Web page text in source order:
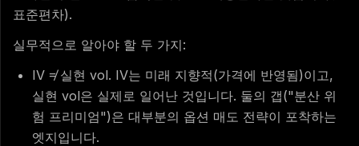
표준편차).
실무적으로 알아야 할 두 가지:
IV ≠ 실현 vol. IV는 미래 지향적(가격에 반영됨)이고,
실현 vol은 실제로 일어난 것입니다. 둘의 갭("분산 위
험 프리미엄")은 대부분의 옵션 매도 전략이 포착하는
엣지입니다.